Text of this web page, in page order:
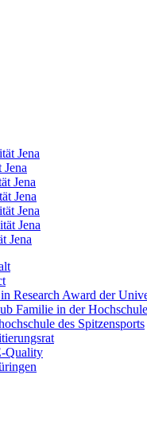
Jena
Jena
Jena
Jena
Jena
Jena
Research Award der
Familie in der Hochschule
des Spitzensports
Quality